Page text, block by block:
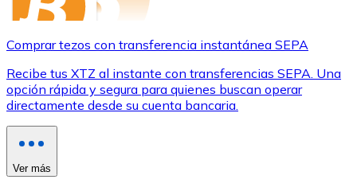
Comprar tezos con transferencia instantánea SEPA
Recibe tus XTZ al instante con transferencias SEPA. Una
opción rápida y segura para quienes buscan operar
directamente desde su cuenta bancaria.
Ver más